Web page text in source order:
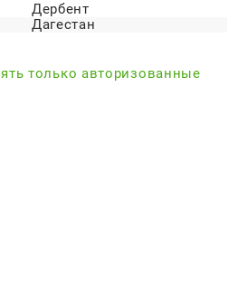
Дербент
Дагестан
только авторизованные